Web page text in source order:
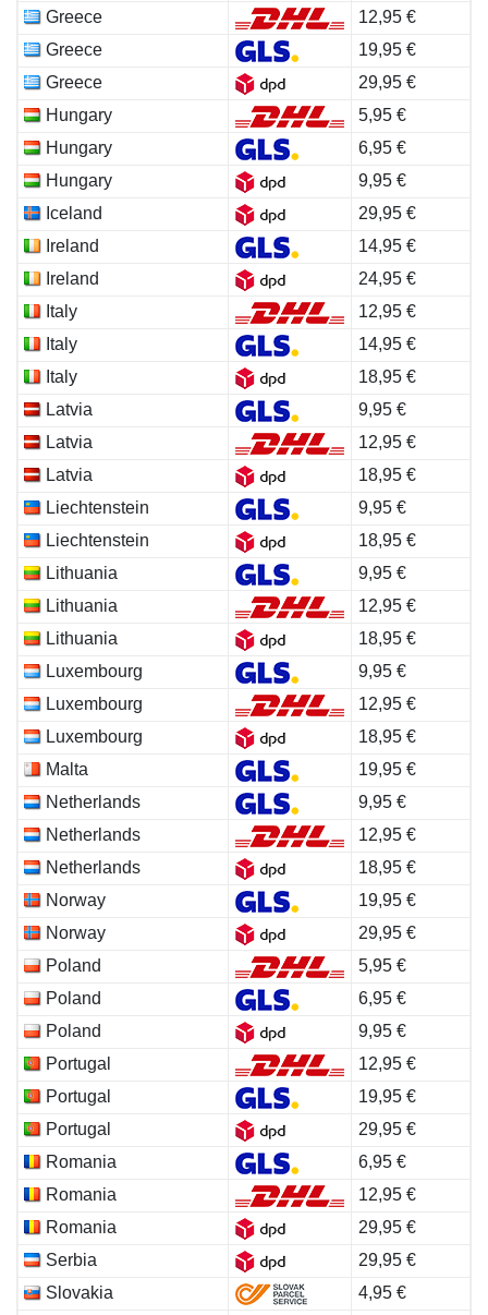
Greece
12,95 €
Greece
19,95 €
Greece
29,95 €
Hungary
5,95 €
Hungary
6,95 €
Hungary
9,95 €
Iceland
29,95 €
Ireland
14,95 €
Ireland
24,95 €
Italy
12,95 €
Italy
14,95 €
Italy
18,95 €
Latvia
9,95 €
Latvia
12,95 €
Latvia
18,95 €
Liechtenstein
9,95 €
Liechtenstein
18,95 €
Lithuania
9,95 €
Lithuania
12,95 €
Lithuania
18,95 €
Luxembourg
9,95 €
Luxembourg
12,95 €
Luxembourg
18,95 €
Malta
19,95 €
Netherlands
9,95 €
Netherlands
12,95 €
Netherlands
18,95 €
Norway
19,95 €
Norway
29,95 €
Poland
5,95 €
Poland
6,95 €
Poland
9,95 €
Portugal
12,95 €
Portugal
19,95 €
Portugal
29,95 €
Romania
6,95 €
Romania
12,95 €
Romania
29,95 €
Serbia
29,95 €
Slovakia
4,95 €